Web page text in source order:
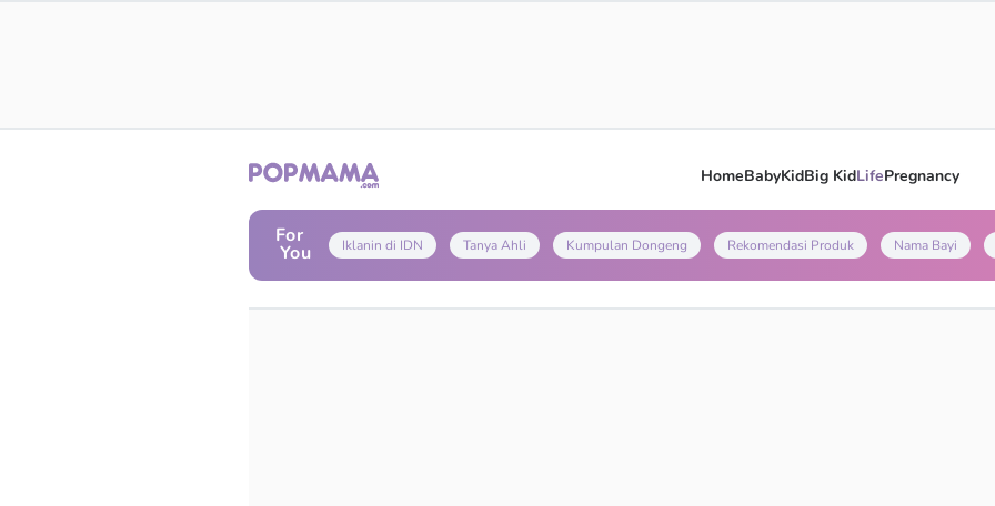
HomeBabyKidBig KidLifePregnancy
For
You Iklanin di IDN Tanya Ahli Kumpulan Dongeng Rekomendasi Produk Nama Bayi